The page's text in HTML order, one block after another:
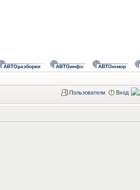
АВТОразборки АВТОинфо АВТОюмор
Пользователи Вход